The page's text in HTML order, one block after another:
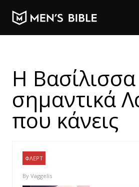
Η
σημαντικά
που κάνεις
ΦΛΕΡΤ
By Vaggelis